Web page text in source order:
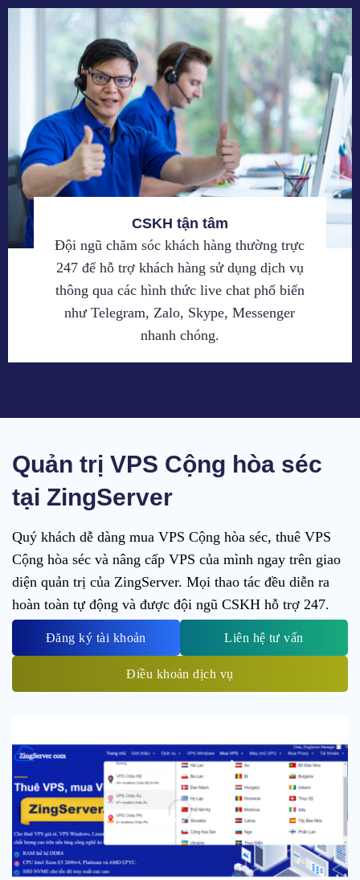
CSKH tận tâm
Đội ngũ chăm sóc khách hàng thường trực
247 để hỗ trợ khách hàng sử dụng dịch vụ
thông qua các hình thức live chat phổ biến
như Telegram, Zalo, Skype, Messenger
nhanh chóng.
Quản trị VPS Cộng hòa séc
tại ZingServer
Quý khách dễ dàng mua VPS Cộng hòa séc, thuê VPS
Cộng hòa séc và nâng cấp VPS của mình ngay trên giao
diện quản trị của ZingServer. Mọi thao tác đều diễn ra
hoàn toàn tự động và được đội ngũ CSKH hỗ trợ 247.
Đăng ký tài khoản Liên hệ tư vấn
Điều khoản dịch vụ